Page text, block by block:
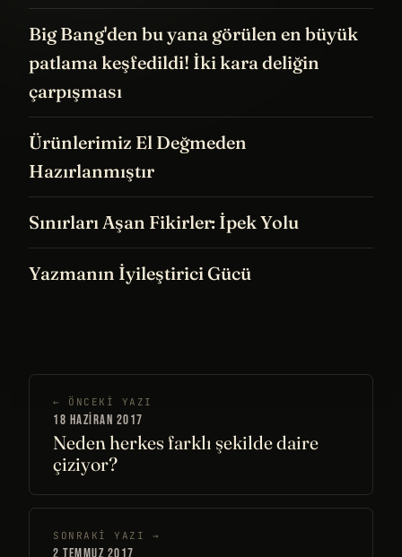
Big Bang'den bu yana görülen en büyük
patlama keşfedildi! İki kara deliğin
çarpışması
Ürünlerimiz El Değmeden
Hazırlanmıştır
Sınırları Aşan Fikirler: İpek Yolu
Yazmanın İyileştirici Gücü
← ÖNCEKI YAZI
18 HAZIRAN 2017
Neden herkes farklı şekilde daire
çiziyor?
SONRAKI YAZI →